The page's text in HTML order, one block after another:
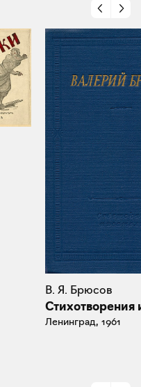
В. Я. Брюсов
Стихотворения
Ленинград, 1961